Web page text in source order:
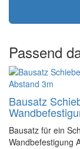
Passend
Bausatz
Bausatz für ein
Wandbefestigung